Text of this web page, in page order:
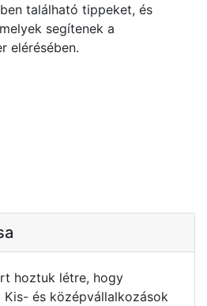
található tippeket, és
segítenek a
elérésében.
hoztuk létre, hogy
Kis- és középvállalkozások